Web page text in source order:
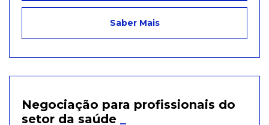
Saber Mais
Negociação para profissionais do
setor da saúde